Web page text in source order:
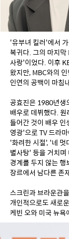
'유부녀 킬러'에서
복귀다. 그의 마지
사랑'이었다. 이후
왔지만, MBC와의
인연의 공백이 마침
공효진은 1980년생
배우로 데뷔했다.
들어간 것이 배우
영광'으로 TV 드라
'화려한 시절', '네 멋
별사탕' 등을 거치며
경계를 두지 않는
장르에서 남다른 존
스크린과 브라운관
개인적으로도 새로
케빈 오와 미국 뉴